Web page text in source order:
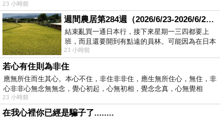
23 小時前
週間農居第284週（2026/6/23-2026/6/24) 夏至 金黃稻浪洋溢豐收喜悅
結束亂買一通日本行，接下來星期一三四都要上
班，而且還要開到有點遠的員林。可能因為在日本
花不少錢，星期一出門上班時，心裡沒有一
23 小時前
若心有住則為非住
應無所住而生其心。本心不住，非住非非住，應生無所住心，無住，非
心非非心無念無無念，覺心初起，心無初相，覺念念真，心無覺相
23 小時前
在我心裡你已經是騙子了........